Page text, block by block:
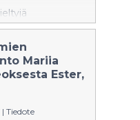
oikeudet on
on
Jäntin
kirjailijoille
Mariia
Ester,
| Tiedote